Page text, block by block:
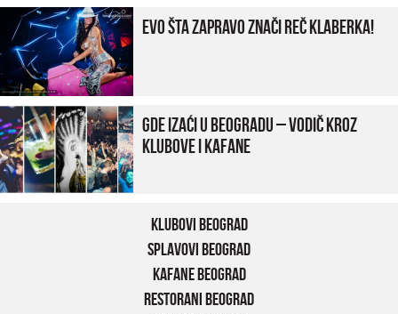
Evo šta zapravo znači reč klaberka!
Gde izaći u Beogradu – vodič kroz
klubove i kafane
Klubovi Beograd
Splavovi Beograd
Kafane Beograd
Restorani Beograd